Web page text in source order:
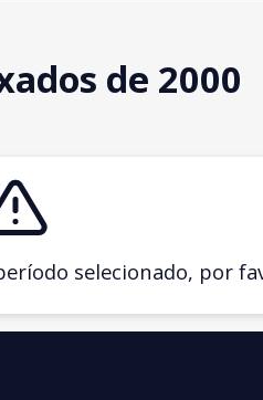
de 2000
selecionado, por